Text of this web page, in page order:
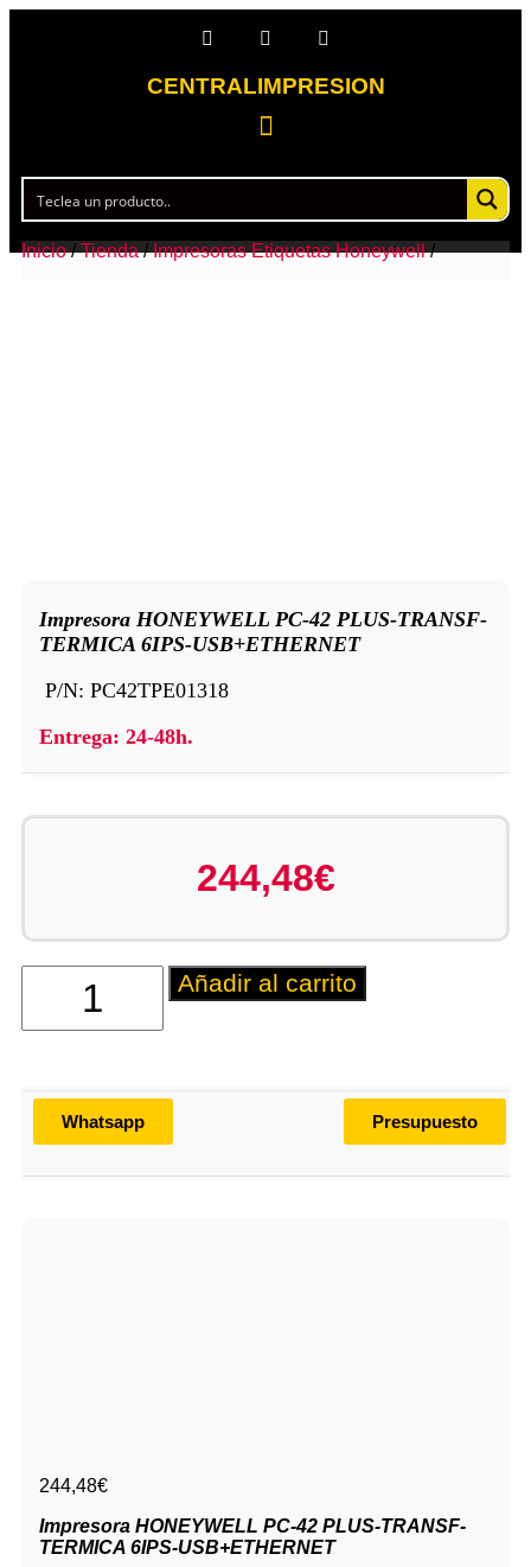
CENTRALIMPRESION
Inicio/Tienda/Impresoras Etiquetas Honeywell/
Impresora HONEYWELL PC-42 PLUS-TRANSF-
TERMICA 6IPS-USB+ETHERNET
P/N: PC42TPE01318
Entrega: 24-48h.
244,48€
Añadir al carrito
Whatsapp Presupuesto
244,48€
Impresora HONEYWELL PC-42 PLUS-TRANSF-
TERMICA 6IPS-USB+ETHERNET